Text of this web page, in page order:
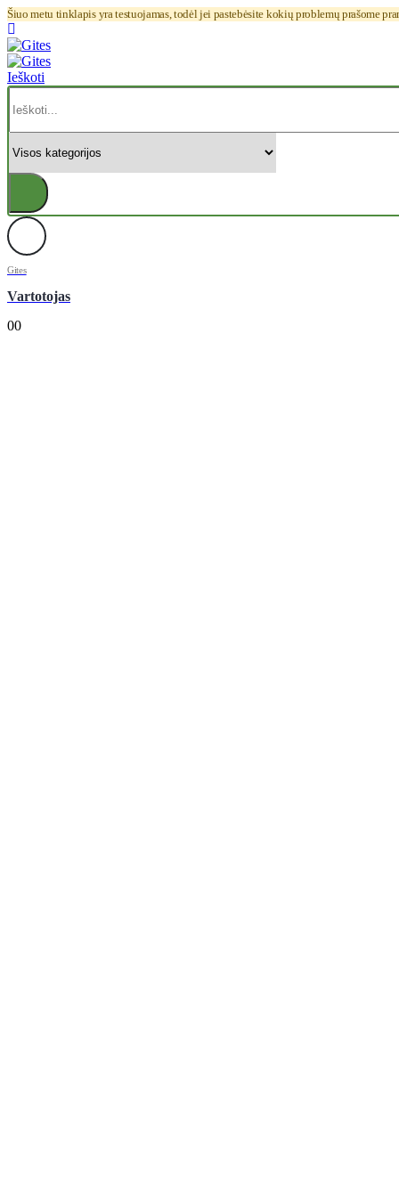
Šiuo metu tinklapis yra testuojamas, todėl jei pastebėsite kokių problemų prašome
Ieškoti
Gites
Vartotojas
00